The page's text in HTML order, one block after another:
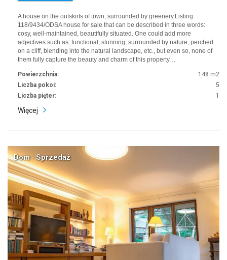
A house on the outskirts of town, surrounded by greenery.Listing
118/9434/ODSA house for sale that can be described in three words:
cosy, well-maintained, beautifully situated. One could add more
adjectives such as: functional, stunning, surrounded by nature, perched
on a cliff, blending into the natural landscape, etc., but even so, none of
them fully capture the beauty and charm of this property…
Powierzchnia:
148 m2
Liczba pokoi:
5
Liczba pięter:
1
Więcej
Dom · Sprzedaż